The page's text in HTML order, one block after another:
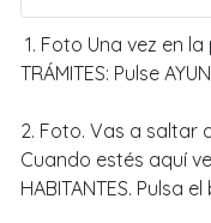
1. Foto Una vez en
TRÁMITES: Pulse
2. Foto. Vas a saltar
Cuando estés aquí
HABITANTES. Pulsa